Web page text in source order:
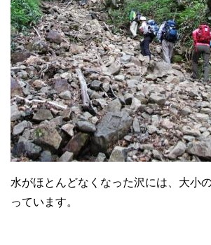
水がほとんどなくなった沢には、大小
っています。